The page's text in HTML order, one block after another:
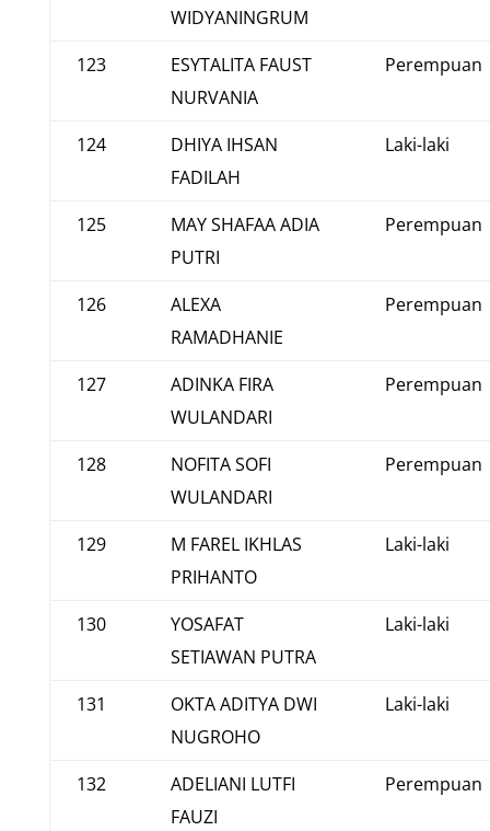
WIDYANINGRUM
123
ESYTALITA FAUST
NURVANIA
Perempuan
124
DHIYA IHSAN
FADILAH
Laki-laki
125
MAY SHAFAA ADIA
PUTRI
Perempuan
126
ALEXA
RAMADHANIE
Perempuan
127
ADINKA FIRA
WULANDARI
Perempuan
128
NOFITA SOFI
WULANDARI
Perempuan
129
M FAREL IKHLAS
PRIHANTO
Laki-laki
130
YOSAFAT
SETIAWAN PUTRA
Laki-laki
131
OKTA ADITYA DWI
NUGROHO
Laki-laki
132
ADELIANI LUTFI
FAUZI
Perempuan